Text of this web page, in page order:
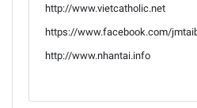
http://www.vietcatholic.net
https://www.facebook.com/
http://www.nhantai.info